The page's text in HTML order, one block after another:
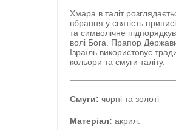
Хмара в таліт
вбрання у святість
та символічне
волі Бога. Прапор
Ізраїль використовує
кольори та смуги таліту.
Смуги: чорні та золоті
Матеріал: акрил.